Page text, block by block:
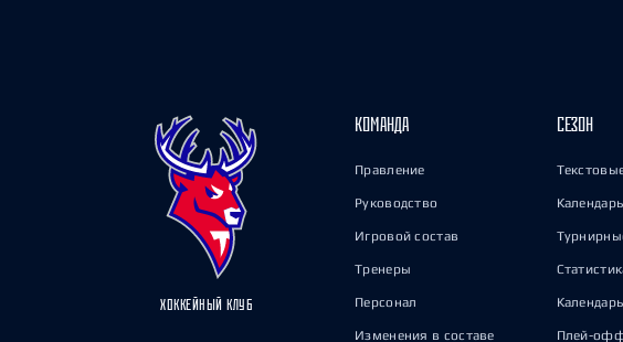
ХОККЕЙНЫЙ КЛУБ
КОМАНДА
Правление
Руководство
Игровой состав
Тренеры
Персонал
Изменения в составе
СЕЗОН
Плей-